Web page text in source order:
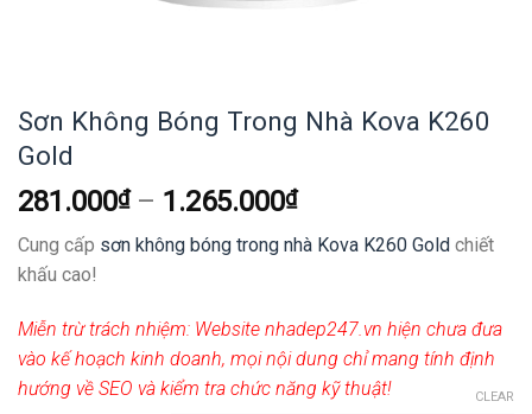
Sơn Không Bóng Trong Nhà Kova K260
Gold
281.000₫– 1.265.000₫
Cung cấp sơn không bóng trong nhà Kova K260 Gold chiết
khấu cao!
Miễn trừ trách nhiệm: Website nhadep247.vn hiện chưa đưa
vào kế hoạch kinh doanh, mọi nội dung chỉ mang tính định
hướng về SEO và kiểm tra chức năng kỹ thuật!
CLEAR